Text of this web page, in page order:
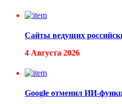
Сайты ведущих
4 Августа 2026
Google отменил ИИ-